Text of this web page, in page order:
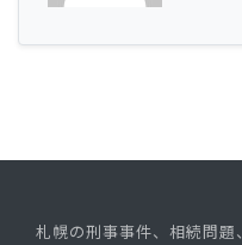
札幌の刑事事件、相続問